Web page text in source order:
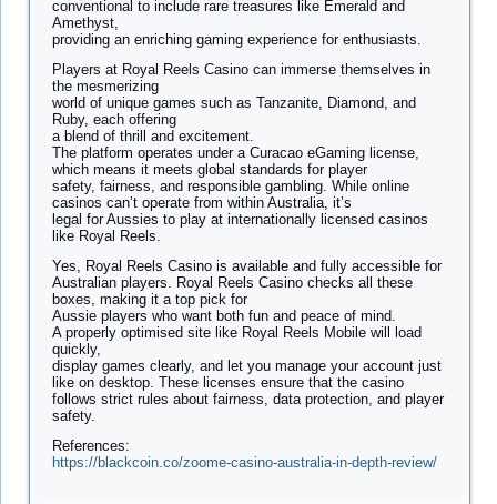
conventional to include rare treasures like Emerald and
Amethyst,
providing an enriching gaming experience for enthusiasts.
Players at Royal Reels Casino can immerse themselves in
the mesmerizing
world of unique games such as Tanzanite, Diamond, and
Ruby, each offering
a blend of thrill and excitement.
The platform operates under a Curacao eGaming license,
which means it meets global standards for player
safety, fairness, and responsible gambling. While online
casinos can’t operate from within Australia, it’s
legal for Aussies to play at internationally licensed casinos
like Royal Reels.
Yes, Royal Reels Casino is available and fully accessible for
Australian players. Royal Reels Casino checks all these
boxes, making it a top pick for
Aussie players who want both fun and peace of mind.
A properly optimised site like Royal Reels Mobile will load
quickly,
display games clearly, and let you manage your account just
like on desktop. These licenses ensure that the casino
follows strict rules about fairness, data protection, and player
safety.
References:
https://blackcoin.co/zoome-casino-australia-in-depth-review/